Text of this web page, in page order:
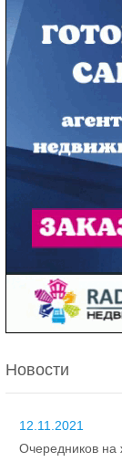
Новости
12.11.2021
Очередников на